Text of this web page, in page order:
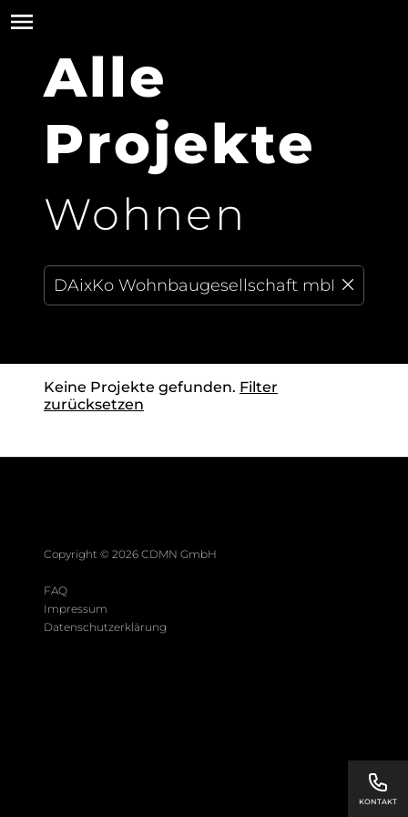
Alle
Projekte
Wohnen
Keine Projekte gefunden. Filter
zurücksetzen
Copyright © 2026 CDMN GmbH
FAQ
Impressum
Datenschutzerklärung
KONTAKT